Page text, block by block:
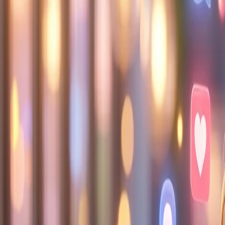
Hoşgeldiniz! Tüm servislerde %20'ye varan indirimler